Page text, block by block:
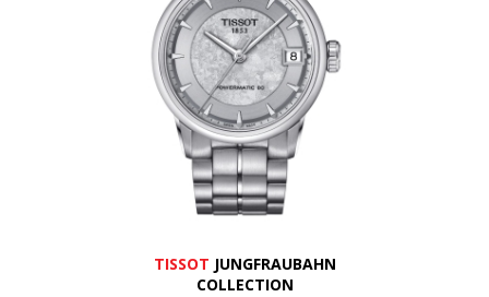
TISSOT JUNGFRAUBAHN
COLLECTION